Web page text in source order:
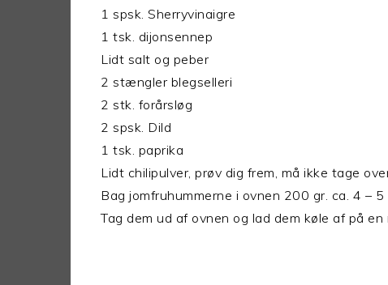
1 spsk. Sherryvinaigre
1 tsk. dijonsennep
Lidt salt og peber
2 stængler blegselleri
2 stk. forårsløg
2 spsk. Dild
1 tsk. paprika
Lidt chilipulver, prøv dig frem, må ikke tage
Bag jomfruhummerne i ovnen 200 gr. ca. 4 – 5
Tag dem ud af ovnen og lad dem køle af på en